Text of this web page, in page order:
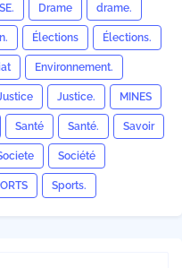
Drame drame.
Élections Élections.
Environnement.
Justice. MINES
Santé Santé. Savoir
Société
Sports.